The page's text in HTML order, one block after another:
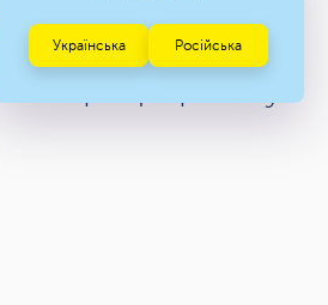
2026 року
євроформату
Українська Російська